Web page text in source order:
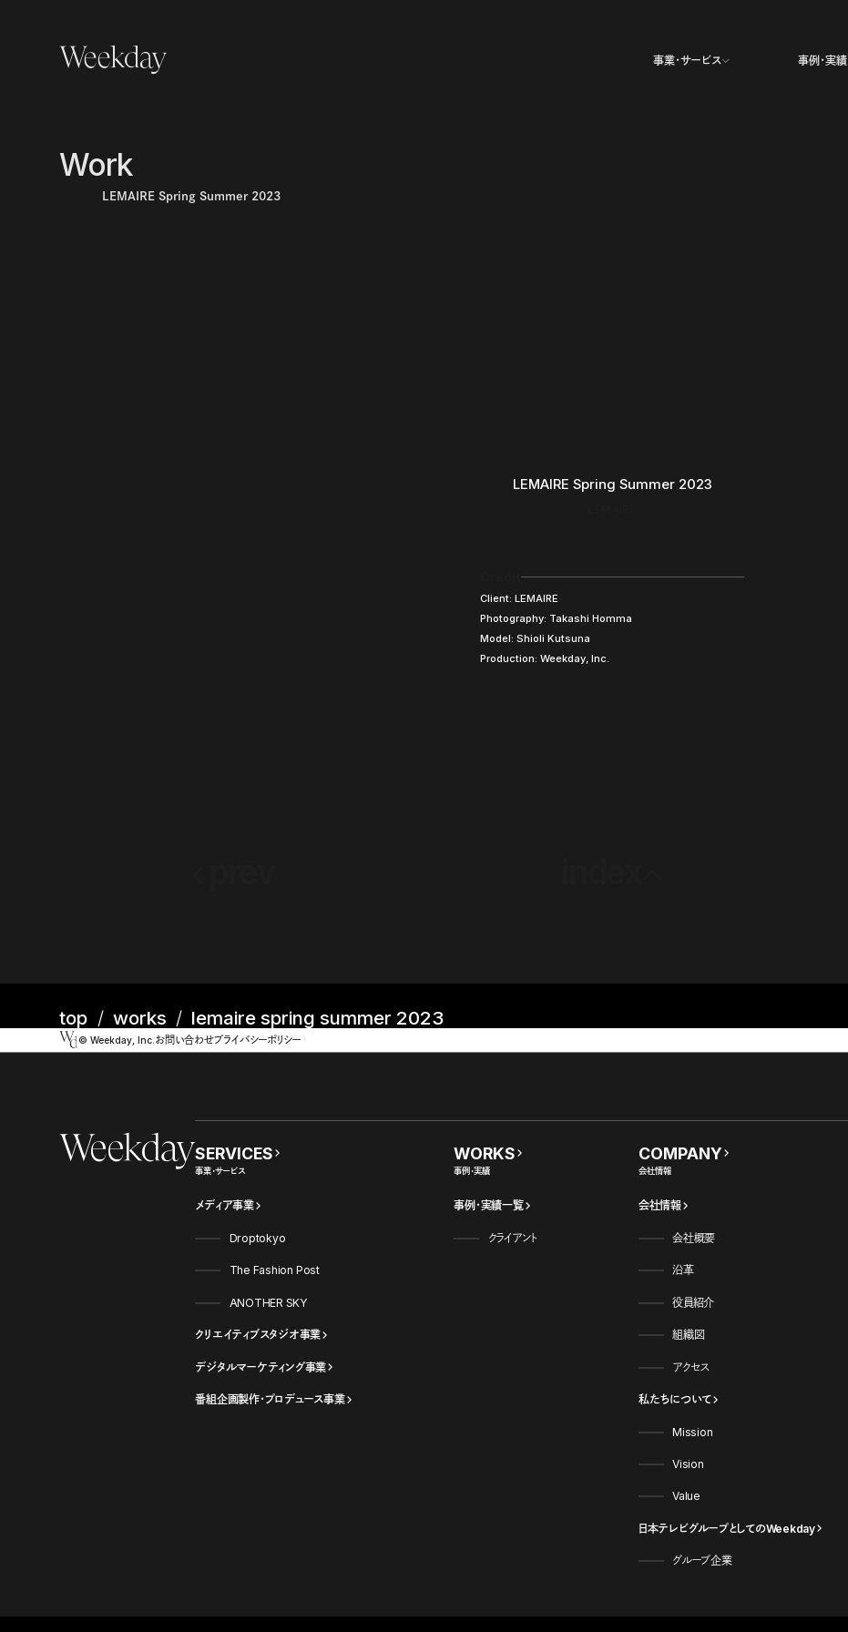
Weekday 事業・サービス 事例・実績
事業・サービス
Services
Weekday 事業・サービス 事例・実績
Work
LEMAIRE Spring Summer 2023
LEMAIRE Spring Summer 2023
Credit
Client: LEMAIRE
Photography: Takashi Homma
Model: Shioli Kutsuna
Production: Weekday, Inc.
top works lemaire spring summer 2023
©︎ Weekday, Inc. お問い合わせプライバシーポリシー
WeekdaySERVICES
事業・サービス
メディア事業
Droptokyo
The Fashion Post
ANOTHER SKY
クリエイティブスタジオ事業
デジタルマーケティング事業
番組企画製作・プロデュース事業
WORKS
事例・実績
事例・実績一覧
クライアント
COMPANY
会社情報
会社情報
会社概要
沿革
役員紹介
組織図
アクセス
私たちについて
Mission
Vision
Value
日本テレビグループとしてのWeekday
グループ企業